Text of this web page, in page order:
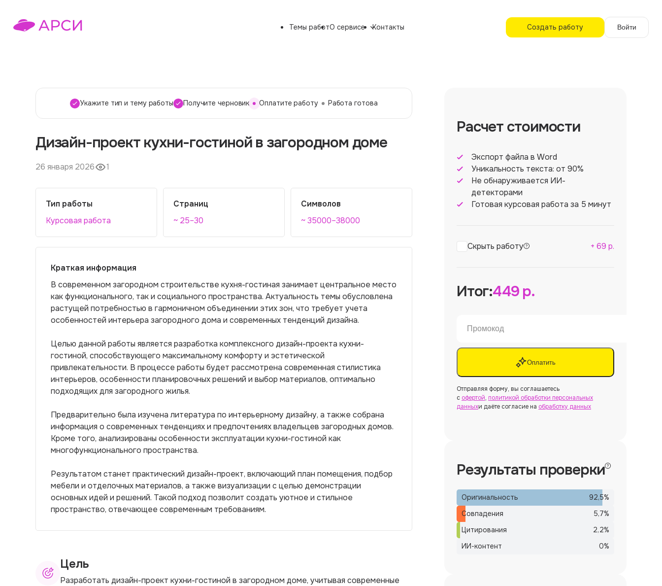
Темы работО сервисе Контакты Создать работу Войти
Укажите тип и тему работы Получите черновик Оплатите работу Работа готова
Дизайн-проект кухни-гостиной в загородном доме
26 января 2026 1
Тип работы
Курсовая работа
Страниц
~ 25–30
Символов
~ 35000–38000
Краткая информация
В современном загородном строительстве кухня-гостиная занимает центральное место
как функционального, так и социального пространства. Актуальность темы обусловлена
растущей потребностью в гармоничном объединении этих зон, что требует учета
особенностей интерьера загородного дома и современных тенденций дизайна.
Целью данной работы является разработка комплексного дизайн-проекта кухни-
гостиной, способствующего максимальному комфорту и эстетической
привлекательности. В процессе работы будет рассмотрена современная стилистика
интерьеров, особенности планировочных решений и выбор материалов, оптимально
подходящих для загородного жилья.
Предварительно была изучена литература по интерьерному дизайну, а также собрана
информация о современных тенденциях и предпочтениях владельцев загородных домов.
Кроме того, анализированы особенности эксплуатации кухни-гостиной как
многофункционального пространства.
Результатом станет практический дизайн-проект, включающий план помещения, подбор
мебели и отделочных материалов, а также визуализации с целью демонстрации
основных идей и решений. Такой подход позволит создать уютное и стильное
пространство, отвечающее современным требованиям.
Цель
Разработать дизайн-проект кухни-гостиной в загородном доме, учитывая современные
Расчет стоимости
Экспорт файла в Word
Уникальность текста: от 90%
Не обнаруживается ИИ-
детекторами
Готовая курсовая работа за 5 минут
Скрыть работу + 69 р.
Итог:449р.
Оплатить
Отправляя форму, вы соглашаетесь
с офертой, политикой обработки персональных
данныхи даёте согласие на обработку данных
Результаты проверки
Оригинальность 92,5%
Совпадения
5,7%
Цитирования
2,2%
ИИ-контент
0%